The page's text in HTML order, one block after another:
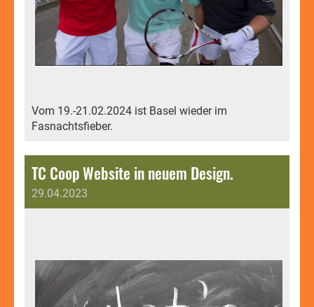
Vom 19.-21.02.2024 ist Basel wieder im
Fasnachtsfieber.
TC Coop Website in neuem Design.
29.04.2023